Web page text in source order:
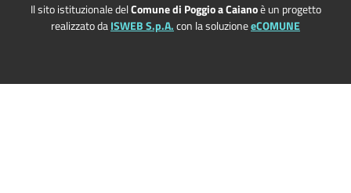
Il sito istituzionale delComune di Poggio a Caianoè un progetto
realizzato daISWEB S.p.A.con la soluzioneeCOMUNE